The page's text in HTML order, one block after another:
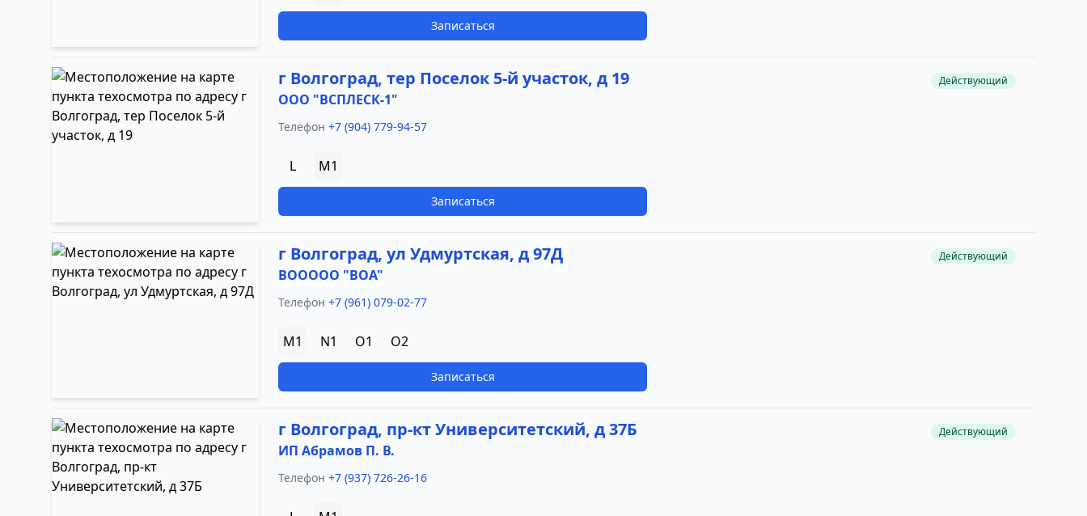
Записаться
г Волгоград, тер Поселок 5-й участок, д 19
ООО "ВСПЛЕСК-1"
Действующий
Телефон +7 (904) 779-94-57
L M1
Записаться
г Волгоград, ул Удмуртская, д 97Д
ВООООО "ВОА"
Действующий
Телефон +7 (961) 079-02-77
M1 N1 O1 O2
Записаться
г Волгоград, пр-кт Университетский, д 37Б
ИП Абрамов П. В.
Действующий
Телефон +7 (937) 726-26-16